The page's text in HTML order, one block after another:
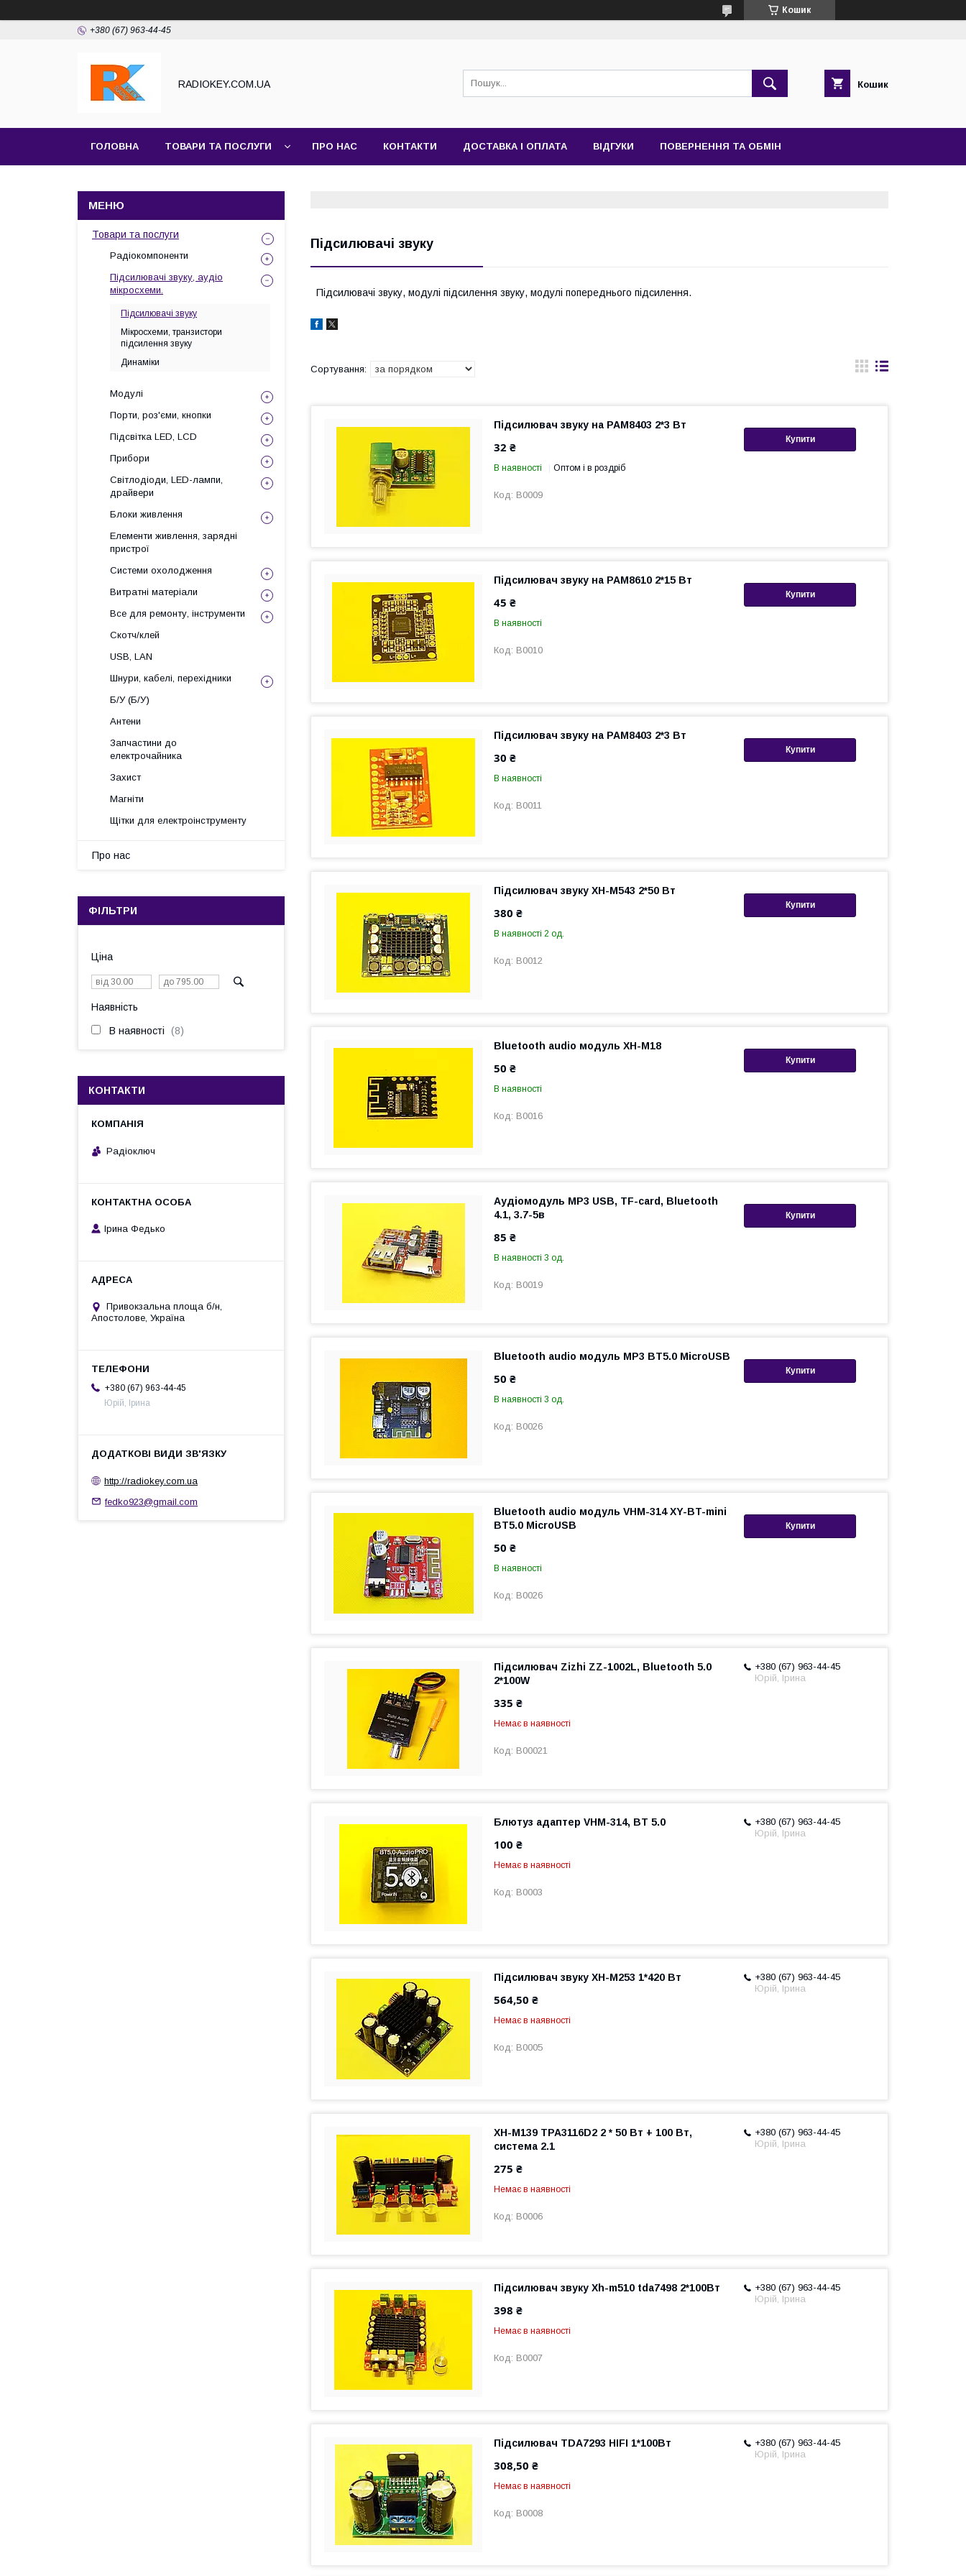
Кошик
+380 (67) 963-44-45
RADIOKEY.COM.UA Кошик
ГОЛОВНА ТОВАРИ ТА ПОСЛУГИ ПРО НАС КОНТАКТИ ДОСТАВКА І ОПЛАТА ВІДГУКИ ПОВЕРНЕННЯ ТА ОБМІН
Підсилювачі звуку
Підсилювачі звуку, модулі підсилення звуку, модулі попереднього підсилення.
Купити
Підсилювач звуку на PAM8403 2*3 Вт
32 ₴
В наявності Оптом і в роздріб
B0009
Купити
Підсилювач звуку на PAM8610 2*15 Вт
45 ₴
В наявності
B0010
Купити
Підсилювач звуку на PAM8403 2*3 Вт
30 ₴
В наявності
B0011
Купити
Підсилювач звуку XH-M543 2*50 Вт
380 ₴
В наявності 2 од.
B0012
Купити
Bluetooth audio модуль XH-M18
50 ₴
В наявності
B0016
Купити
Аудіомодуль MP3 USB, TF-card, Bluetooth
4.1, 3.7-5в
85 ₴
В наявності 3 од.
B0019
Купити
Bluetooth audio модуль MP3 BT5.0 MicroUSB
50 ₴
В наявності 3 од.
B0026
Купити
Bluetooth audio модуль VHM-314 XY-BT-mini
BT5.0 MicroUSB
50 ₴
В наявності
B0026
+380 (67) 963-44-45
Юрій, Ірина
Підсилювач Zizhi ZZ-1002L, Bluetooth 5.0
2*100W
335 ₴
Немає в наявності
B00021
+380 (67) 963-44-45
Юрій, Ірина
Блютуз адаптер VHM-314, BT 5.0
100 ₴
Немає в наявності
B0003
+380 (67) 963-44-45
Юрій, Ірина
Підсилювач звуку XH-M253 1*420 Вт
564,50 ₴
Немає в наявності
B0005
+380 (67) 963-44-45
Юрій, Ірина
XH-M139 TPA3116D2 2 * 50 Вт + 100 Вт,
система 2.1
275 ₴
Немає в наявності
B0006
+380 (67) 963-44-45
Юрій, Ірина
Підсилювач звуку Xh-m510 tda7498 2*100Вт
398 ₴
Немає в наявності
B0007
+380 (67) 963-44-45
Юрій, Ірина
Підсилювач TDA7293 HIFI 1*100Вт
308,50 ₴
Немає в наявності
B0008
Товари та послуги
Радіокомпоненти
Підсилювачі звуку, аудіо
мікросхеми.
Підсилювачі звуку
Мікросхеми, транзистори
підсилення звуку
Динаміки
Модулі
Порти, роз'єми, кнопки
Підсвітка LED, LCD
Прибори
Світлодіоди, LED-лампи,
драйвери
Блоки живлення
Елементи живлення, зарядні
пристрої
Системи охолодження
Витратні матеріали
Все для ремонту, інструменти
Скотч/клей
USB, LAN
Шнури, кабелі, перехідники
Б/У (Б/У)
Антени
Запчастини до
електрочайника
Захист
Магніти
Щітки для електроінструменту
Про нас
ФІЛЬТРИ
Ціна
Наявність
В наявності 8
КОНТАКТИ
Радіоключ
Ірина Федько
Привокзальна площа б/н,
Апостолове, Україна
+380 (67) 963-44-45
Юрій, Ірина
http://radiokey.com.ua
fedko923@gmail.com